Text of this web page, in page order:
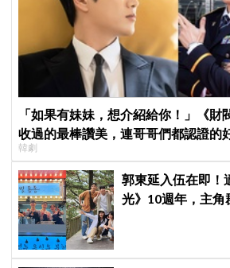
「如果有妹妹，想介紹給你！」《財
收過的最棒讚美，連哥哥們都認證的
韓劇
郭東延入伍在即！
光》10週年，主角